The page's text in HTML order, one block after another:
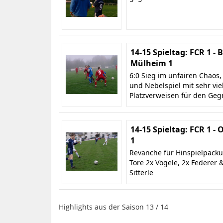
14-15 Spieltag: FCR 1 -
Mülheim 1
6:0 Sieg im unfairen
und Nebelspiel mit sehr
Platzverweisen für den
14-15 Spieltag: FCR 1 -
1
Revanche für
Tore 2x Vögele, 2x Federer
Sitterle
Highlights aus der Saison 13 / 14